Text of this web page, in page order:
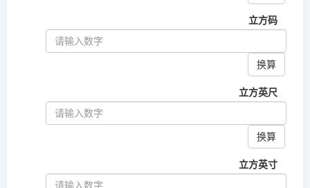
立方码
换算
立方英尺
换算
立方英寸